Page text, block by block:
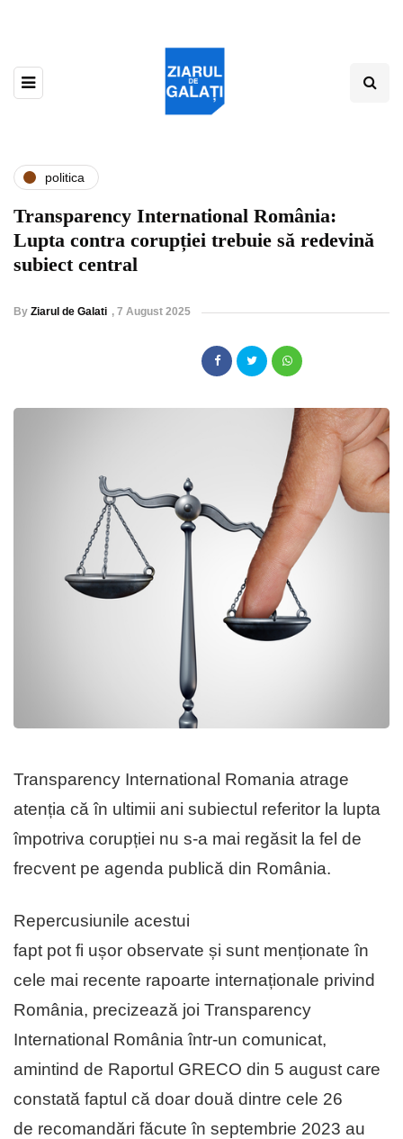
politica
Transparency International România:
Lupta contra corupției trebuie să redevină
subiect central
By Ziarul de Galati , 7 August 2025
Transparency International Romania atrage
atenția că în ultimii ani subiectul referitor la lupta
împotriva corupției nu s-a mai regăsit la fel de
frecvent pe agenda publică din România.
Repercusiunile acestui
fapt pot fi ușor observate și sunt menționate în
cele mai recente rapoarte internaționale privind
România, precizează joi Transparency
International România într-un comunicat,
amintind de Raportul GRECO din 5 august care
constată faptul că doar două dintre cele 26
de recomandări făcute în septembrie 2023 au